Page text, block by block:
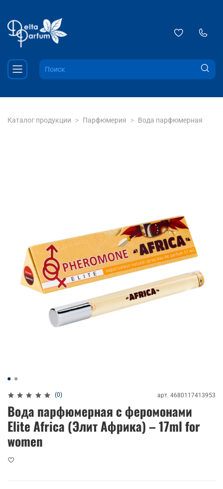
Каталог продукции Парфюмерия Вода парфюмерная
(0) арт. 4680117413953
Вода парфюмерная с феромонами
Elite Africa (Элит Африка) – 17ml for
women